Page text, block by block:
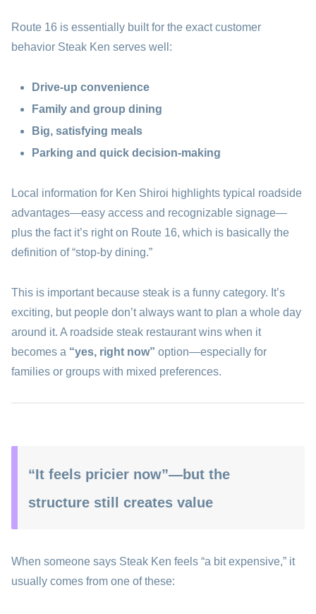
Route 16 is essentially built for the exact customer
behavior Steak Ken serves well:
Drive-up convenience
Family and group dining
Big, satisfying meals
Parking and quick decision-making
Local information for Ken Shiroi highlights typical roadside
advantages—easy access and recognizable signage—
plus the fact it’s right on Route 16, which is basically the
definition of “stop-by dining.”
This is important because steak is a funny category. It’s
exciting, but people don’t always want to plan a whole day
around it. A roadside steak restaurant wins when it
becomes a “yes, right now” option—especially for
families or groups with mixed preferences.
“It feels pricier now”—but the
structure still creates value
When someone says Steak Ken feels “a bit expensive,” it
usually comes from one of these: